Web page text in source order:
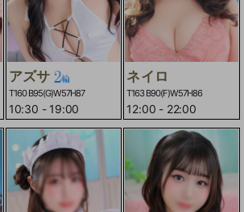
アズサ
T160 B95(G)W57H87
10:30 - 19:00
ネイロ
T163 B90(F)W57H86
12:00 - 22:00